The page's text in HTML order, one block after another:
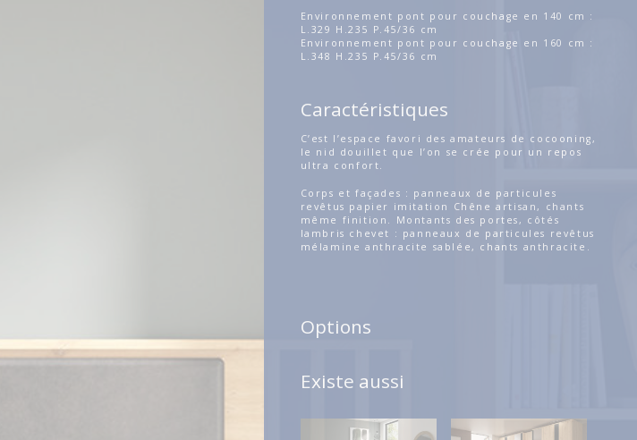
Environnement pont pour couchage en 140 cm :
L.329 H.235 P.45/36 cm
Environnement pont pour couchage en 160 cm :
L.348 H.235 P.45/36 cm
Caractéristiques
C’est l’espace favori des amateurs de cocooning,
le nid douillet que l’on se crée pour un repos
ultra confort.
Corps et façades : panneaux de particules
revêtus papier imitation Chêne artisan, chants
même finition. Montants des portes, côtés
lambris chevet : panneaux de particules revêtus
mélamine anthracite sablée, chants anthracite.
Options
Existe aussi